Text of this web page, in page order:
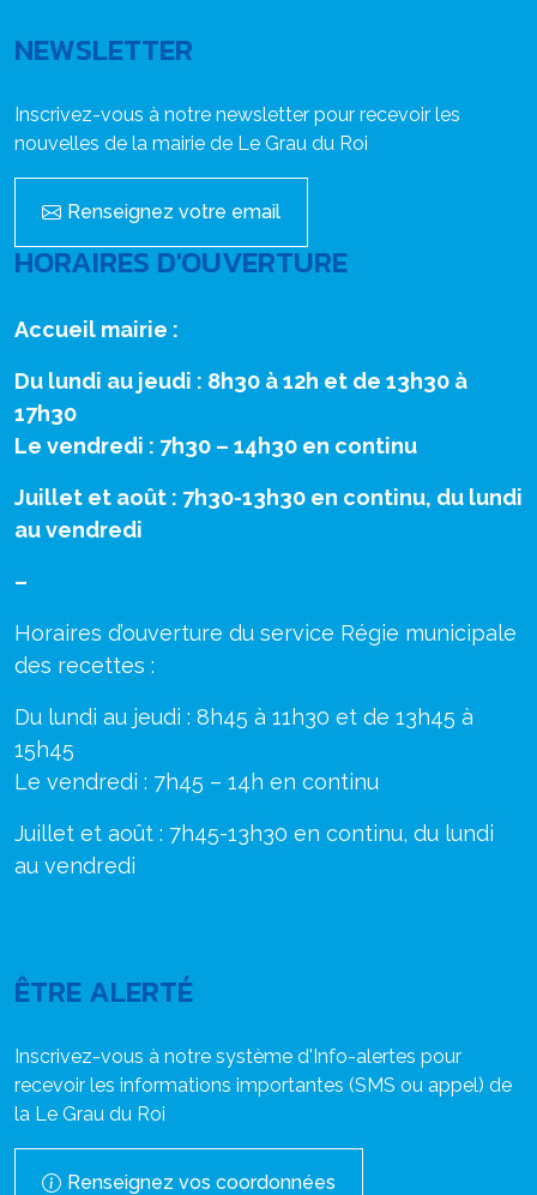
NEWSLETTER
Inscrivez-vous à notre newsletter pour recevoir les
nouvelles de la mairie de Le Grau du Roi
Renseignez votre email
HORAIRES D'OUVERTURE
Accueil mairie :
Du lundi au jeudi : 8h30 à 12h et de 13h30 à
17h30
Le vendredi : 7h30 – 14h30 en continu
Juillet et août : 7h30-13h30 en continu, du lundi
au vendredi
–
Horaires d’ouverture du service Régie municipale
des recettes :
Du lundi au jeudi : 8h45 à 11h30 et de 13h45 à
15h45
Le vendredi : 7h45 – 14h en continu
Juillet et août : 7h45-13h30 en continu, du lundi
au vendredi
ÊTRE ALERTÉ
Inscrivez-vous à notre système d'Info-alertes pour
recevoir les informations importantes (SMS ou appel) de
la Le Grau du Roi
Renseignez vos coordonnées